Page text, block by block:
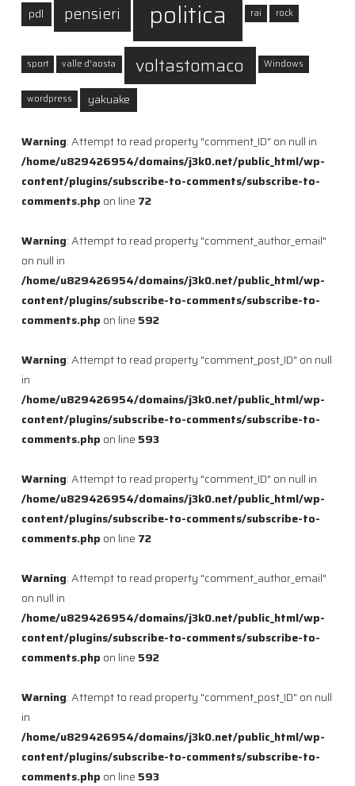
pdl pensieri politica rai rock
sport valle d'aosta voltastomaco Windows
wordpress yakuake
Warning: Attempt to read property "comment_ID" on null in
/home/u829426954/domains/j3k0.net/public_html/wp-
content/plugins/subscribe-to-comments/subscribe-to-
comments.php on line 72
Warning: Attempt to read property "comment_author_email"
on null in
/home/u829426954/domains/j3k0.net/public_html/wp-
content/plugins/subscribe-to-comments/subscribe-to-
comments.php on line 592
Warning: Attempt to read property "comment_post_ID" on null
in
/home/u829426954/domains/j3k0.net/public_html/wp-
content/plugins/subscribe-to-comments/subscribe-to-
comments.php on line 593
Warning: Attempt to read property "comment_ID" on null in
/home/u829426954/domains/j3k0.net/public_html/wp-
content/plugins/subscribe-to-comments/subscribe-to-
comments.php on line 72
Warning: Attempt to read property "comment_author_email"
on null in
/home/u829426954/domains/j3k0.net/public_html/wp-
content/plugins/subscribe-to-comments/subscribe-to-
comments.php on line 592
Warning: Attempt to read property "comment_post_ID" on null
in
/home/u829426954/domains/j3k0.net/public_html/wp-
content/plugins/subscribe-to-comments/subscribe-to-
comments.php on line 593